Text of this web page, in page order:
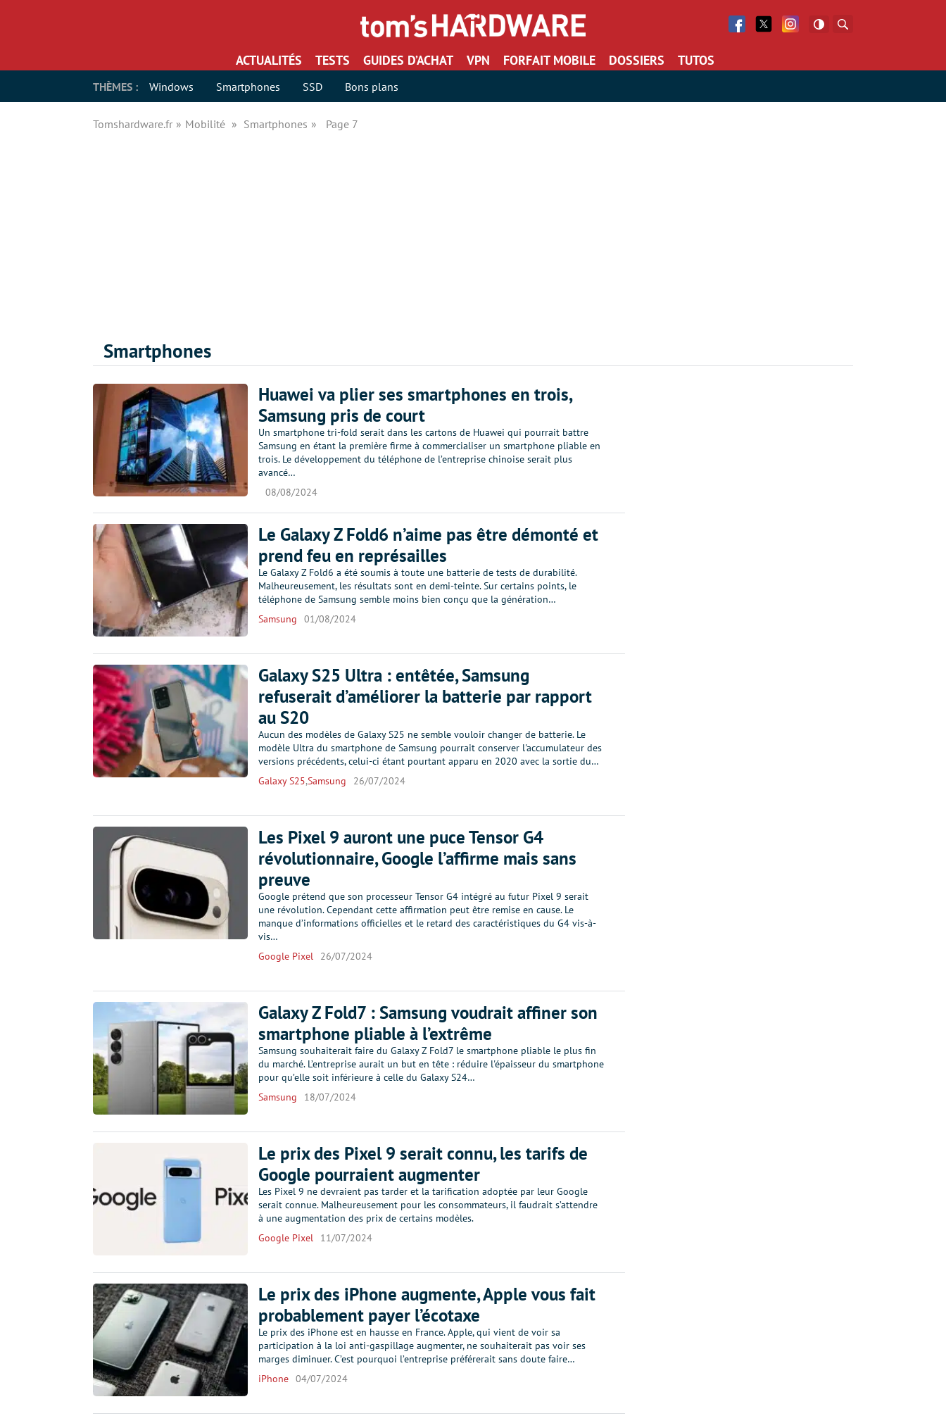
Facebook
Twitter Facebook
ACTUALITÉS TESTS GUIDES D’ACHAT VPN FORFAIT MOBILE DOSSIERS TUTOS
THÈMES : Windows Smartphones SSD Bons plans
Tomshardware.fr Mobilité Smartphones Page 7
Smartphones
Huawei va plier ses smartphones en trois,
Samsung pris de court
Un smartphone tri-fold serait dans les cartons de Huawei qui pourrait battre
Samsung en étant la première firme à commercialiser un smartphone pliable en
trois. Le développement du téléphone de l’entreprise chinoise serait plus
avancé…
08/08/2024
Le Galaxy Z Fold6 n’aime pas être démonté et
prend feu en représailles
Le Galaxy Z Fold6 a été soumis à toute une batterie de tests de durabilité.
Malheureusement, les résultats sont en demi-teinte. Sur certains points, le
téléphone de Samsung semble moins bien conçu que la génération…
Samsung
01/08/2024
Galaxy S25 Ultra : entêtée, Samsung
refuserait d’améliorer la batterie par rapport
au S20
Aucun des modèles de Galaxy S25 ne semble vouloir changer de batterie. Le
modèle Ultra du smartphone de Samsung pourrait conserver l'accumulateur des
versions précédents, celui-ci étant pourtant apparu en 2020 avec la sortie du…
Galaxy S25,Samsung 26/07/2024
Les Pixel 9 auront une puce Tensor G4
révolutionnaire, Google l’affirme mais sans
preuve
Google prétend que son processeur Tensor G4 intégré au futur Pixel 9 serait
une révolution. Cependant cette affirmation peut être remise en cause. Le
manque d’informations officielles et le retard des caractéristiques du G4 vis-à-
vis…
Google Pixel
26/07/2024
Galaxy Z Fold7 : Samsung voudrait affiner son
smartphone pliable à l’extrême
Samsung souhaiterait faire du Galaxy Z Fold7 le smartphone pliable le plus fin
du marché. L’entreprise aurait un but en tête : réduire l'épaisseur du smartphone
pour qu’elle soit inférieure à celle du Galaxy S24…
Samsung
18/07/2024
Le prix des Pixel 9 serait connu, les tarifs de
Google pourraient augmenter
Les Pixel 9 ne devraient pas tarder et la tarification adoptée par leur Google
serait connue. Malheureusement pour les consommateurs, il faudrait s’attendre
à une augmentation des prix de certains modèles.
Google Pixel
11/07/2024
Le prix des iPhone augmente, Apple vous fait
probablement payer l’écotaxe
Le prix des iPhone est en hausse en France. Apple, qui vient de voir sa
participation à la loi anti-gaspillage augmenter, ne souhaiterait pas voir ses
marges diminuer. C’est pourquoi l’entreprise préférerait sans doute faire…
iPhone 04/07/2024